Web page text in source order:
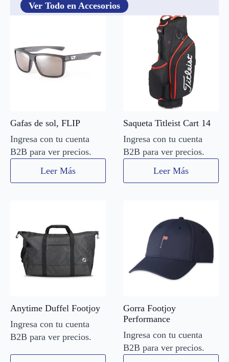
Ver Todo en Accesorios
Gafas de sol, FLIP
Ingresa con tu cuenta
B2B para ver precios.
Leer Más
Saqueta Titleist Cart 14
Ingresa con tu cuenta
B2B para ver precios.
Leer Más
Anytime Duffel Footjoy
Ingresa con tu cuenta
B2B para ver precios.
Gorra Footjoy
Performance
Ingresa con tu cuenta
B2B para ver precios.